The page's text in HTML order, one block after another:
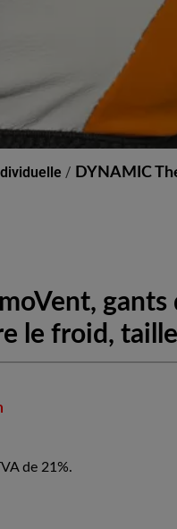
/ DYNAMIC
gants
le froid,
de 21%.